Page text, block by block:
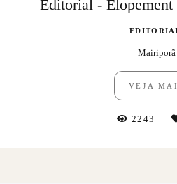
Mairiporã
VEJA
2243